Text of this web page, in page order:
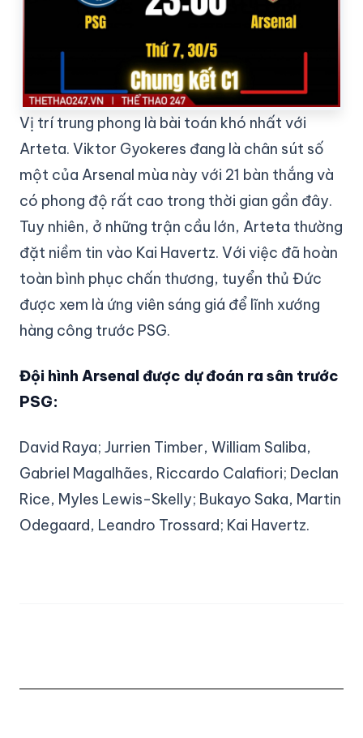
Vị trí trung phong là bài toán khó nhất với
Arteta. Viktor Gyokeres đang là chân sút số
một của Arsenal mùa này với 21 bàn thắng và
có phong độ rất cao trong thời gian gần đây.
Tuy nhiên, ở những trận cầu lớn, Arteta thường
đặt niềm tin vào Kai Havertz. Với việc đã hoàn
toàn bình phục chấn thương, tuyển thủ Đức
được xem là ứng viên sáng giá để lĩnh xướng
hàng công trước PSG.
Đội hình Arsenal được dự đoán ra sân trước
PSG:
David Raya; Jurrien Timber, William Saliba,
Gabriel Magalhães, Riccardo Calafiori; Declan
Rice, Myles Lewis-Skelly; Bukayo Saka, Martin
Odegaard, Leandro Trossard; Kai Havertz.